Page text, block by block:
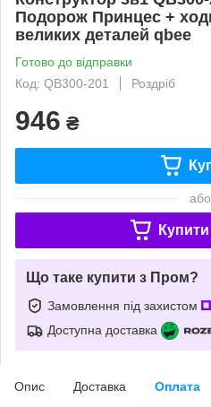
Подорож Принцес +
великих деталей qbee
Готово до відправки
Код: QB300-201
Роздріб
946 ₴
або
Купити
Що таке купити з Пром?
Замовлення під захистом
Доступна доставка
Опис Доставка Оплата